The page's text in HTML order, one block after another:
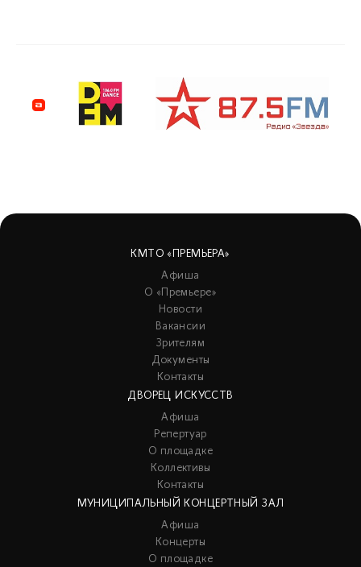
КМТО «ПРЕМЬЕРА»
Афиша
О «Премьере»
Новости
Вакансии
Зрителям
Документы
Контакты
ДВОРЕЦ ИСКУССТВ
Афиша
Репертуар
О площадке
Коллективы
Контакты
МУНИЦИПАЛЬНЫЙ КОНЦЕРТНЫЙ ЗАЛ
Афиша
Концерты
О площадке